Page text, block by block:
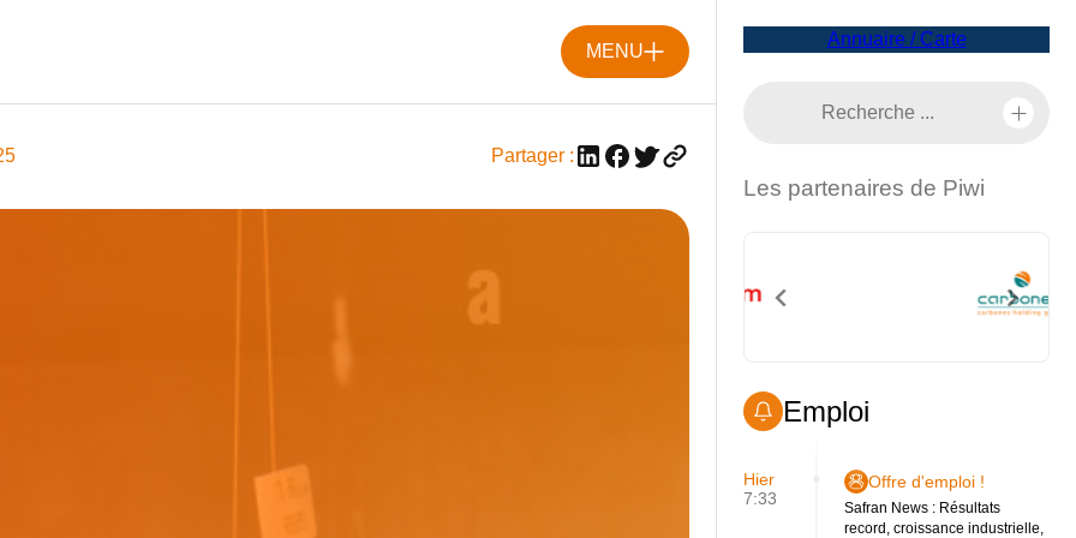
MENU
Partager :
Annuaire / Carte
Les partenaires de Piwi
Emploi
Hier
7:33
Offre d'emploi !
Safran News : Résultats
record, croissance industrielle,